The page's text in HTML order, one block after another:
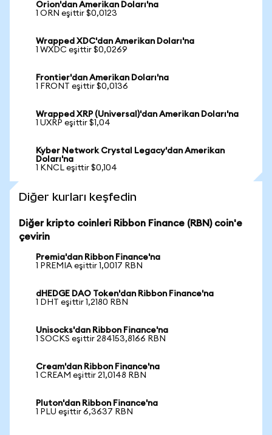
Orion'dan Amerikan Doları'na
1 ORN eşittir $0,0123
Wrapped XDC'dan Amerikan Doları'na
1 WXDC eşittir $0,0269
Frontier'dan Amerikan Doları'na
1 FRONT eşittir $0,0136
Wrapped XRP (Universal)'dan Amerikan Doları'na
1 UXRP eşittir $1,04
Kyber Network Crystal Legacy'dan Amerikan
Doları'na
1 KNCL eşittir $0,104
Diğer kurları keşfedin
Diğer kripto coinleri Ribbon Finance (RBN) coin'e
çevirin
Premia'dan Ribbon Finance'na
1 PREMIA eşittir 1,0017 RBN
dHEDGE DAO Token'dan Ribbon Finance'na
1 DHT eşittir 1,2180 RBN
Unisocks'dan Ribbon Finance'na
1 SOCKS eşittir 284153,8166 RBN
Cream'dan Ribbon Finance'na
1 CREAM eşittir 21,0148 RBN
Pluton'dan Ribbon Finance'na
1 PLU eşittir 6,3637 RBN